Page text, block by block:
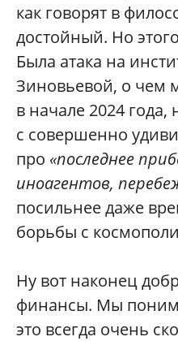
как говорят в
достойный. Но
Была атака на
Зиновьевой, о чем
в начале 2024 года,
с совершенно
про «последнее
иноагентов,
посильнее даже
борьбы с
Ну вот наконец
финансы. Мы
это всегда очень